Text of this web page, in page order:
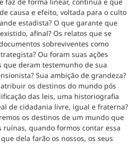
causa e efeito, voltada para o culto
estadista? O que garante que
afinal? Os relatos que se
sobreviventes como
Ou foram suas ações
deram testemunho de sua
Sua ambição de grandeza?
os destinos do mundo pós
das leis, uma historiografia
de cidadania livre, igual e fraterna?
os destinos de um mundo que
ruínas, quando formos contar essa
dela farão os nossos, os seus